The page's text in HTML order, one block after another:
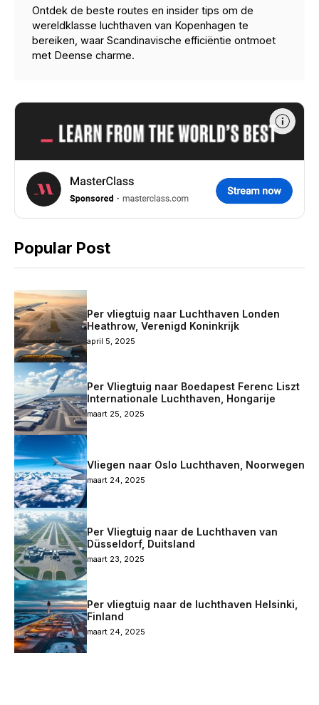
Ontdek de beste routes en insider tips om de
wereldklasse luchthaven van Kopenhagen te
bereiken, waar Scandinavische efficiëntie ontmoet
met Deense charme.
Popular Post
Per vliegtuig naar Luchthaven Londen
Heathrow, Verenigd Koninkrijk
april 5, 2025
Per Vliegtuig naar Boedapest Ferenc Liszt
Internationale Luchthaven, Hongarije
maart 25, 2025
Vliegen naar Oslo Luchthaven, Noorwegen
maart 24, 2025
Per Vliegtuig naar de Luchthaven van
Düsseldorf, Duitsland
maart 23, 2025
Per vliegtuig naar de luchthaven Helsinki,
Finland
maart 24, 2025